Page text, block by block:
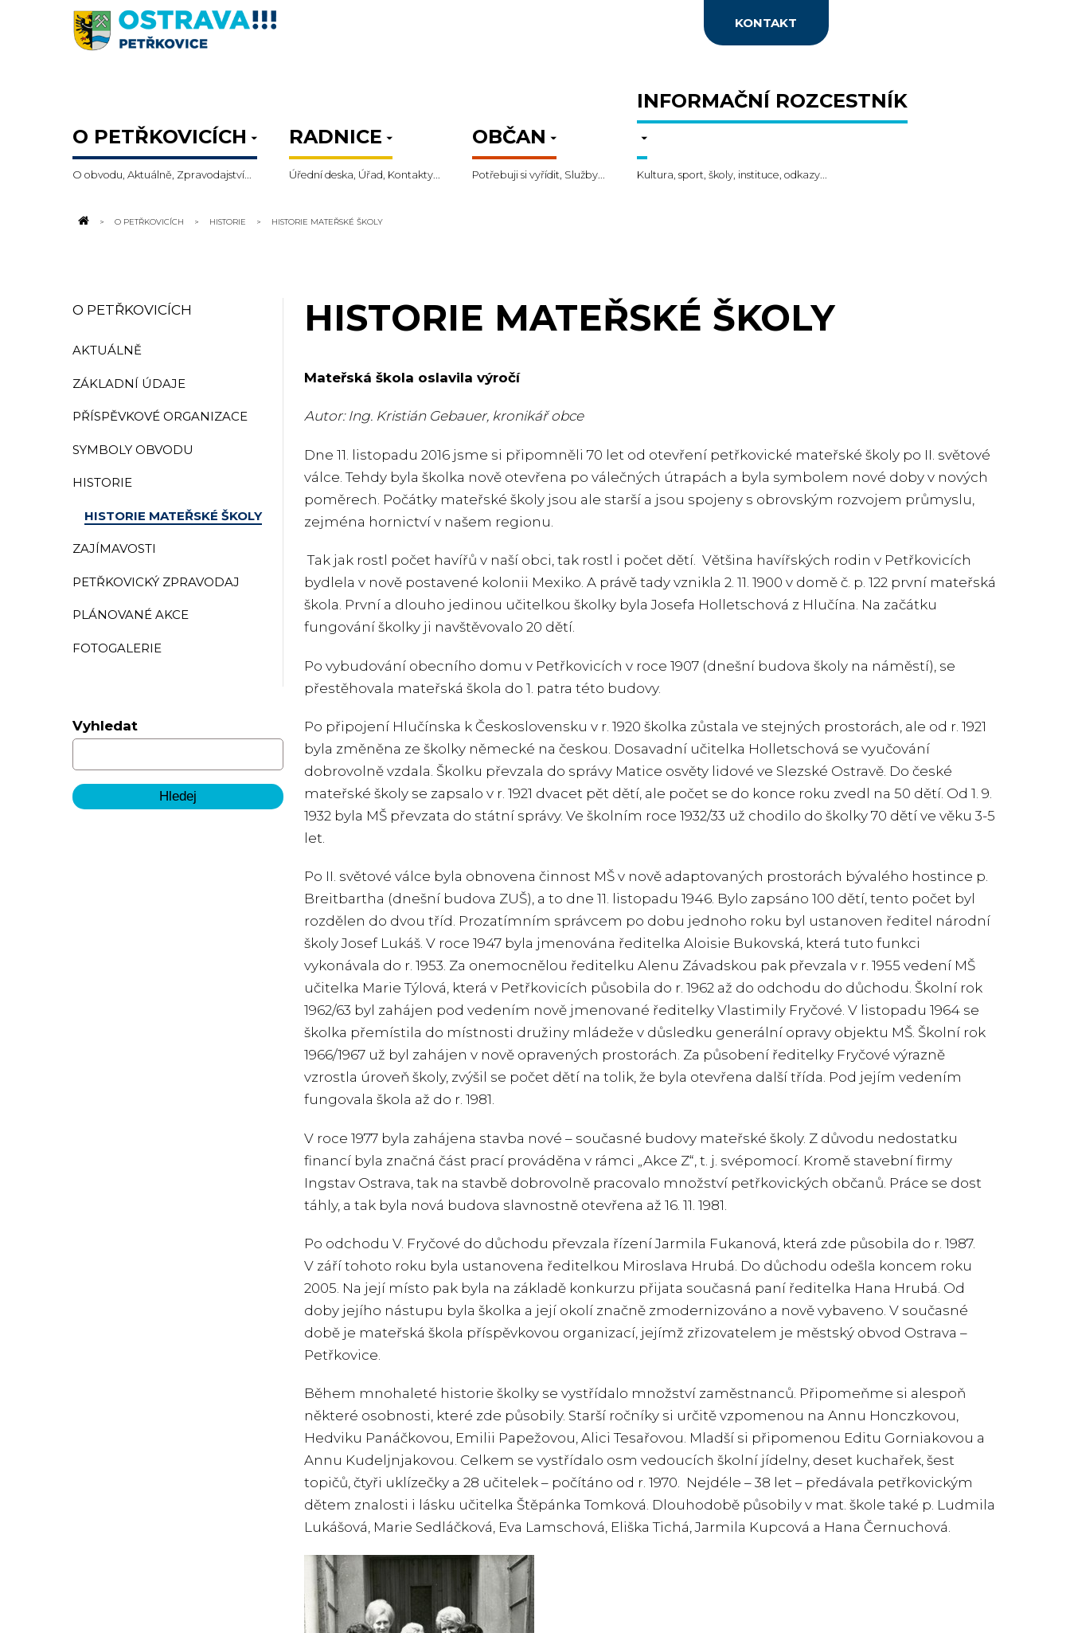
KONTAKT
O PETŘKOVICÍCH
O obvodu, Aktuálně, Zpravodajství...
RADNICE
Úřední deska, Úřad, Kontakty...
OBČAN
Potřebuji si vyřídit, Služby...
INFORMAČNÍ ROZCESTNÍK
Kultura, sport, školy, instituce, odkazy...
O PETŘKOVICÍCH HISTORIE HISTORIE MATEŘSKÉ ŠKOLY
O PETŘKOVICÍCH
AKTUÁLNĚ
ZÁKLADNÍ ÚDAJE
PŘÍSPĚVKOVÉ ORGANIZACE
SYMBOLY OBVODU
HISTORIE
HISTORIE MATEŘSKÉ ŠKOLY
ZAJÍMAVOSTI
PETŘKOVICKÝ ZPRAVODAJ
PLÁNOVANÉ AKCE
FOTOGALERIE
Vyhledat
HISTORIE MATEŘSKÉ ŠKOLY
Mateřská škola oslavila výročí
Autor: Ing. Kristián Gebauer, kronikář obce
Dne 11. listopadu 2016 jsme si připomněli 70 let od otevření petřkovické mateřské školy po II. světové
válce. Tehdy byla školka nově otevřena po válečných útrapách a byla symbolem nové doby v nových
poměrech. Počátky mateřské školy jsou ale starší a jsou spojeny s obrovským rozvojem průmyslu,
zejména hornictví v našem regionu.
Tak jak rostl počet havířů v naší obci, tak rostl i počet dětí. Většina havířských rodin v Petřkovicích
bydlela v nově postavené kolonii Mexiko. A právě tady vznikla 2. 11. 1900 v domě č. p. 122 první mateřská
škola. První a dlouho jedinou učitelkou školky byla Josefa Holletschová z Hlučína. Na začátku
fungování školky ji navštěvovalo 20 dětí.
Po vybudování obecního domu v Petřkovicích v roce 1907 (dnešní budova školy na náměstí), se
přestěhovala mateřská škola do 1. patra této budovy.
Po připojení Hlučínska k Československu v r. 1920 školka zůstala ve stejných prostorách, ale od r. 1921
byla změněna ze školky německé na českou. Dosavadní učitelka Holletschová se vyučování
dobrovolně vzdala. Školku převzala do správy Matice osvěty lidové ve Slezské Ostravě. Do české
mateřské školy se zapsalo v r. 1921 dvacet pět dětí, ale počet se do konce roku zvedl na 50 dětí. Od 1. 9.
1932 byla MŠ převzata do státní správy. Ve školním roce 1932/33 už chodilo do školky 70 dětí ve věku 3-5
let.
Po II. světové válce byla obnovena činnost MŠ v nově adaptovaných prostorách bývalého hostince p.
Breitbartha (dnešní budova ZUŠ), a to dne 11. listopadu 1946. Bylo zapsáno 100 dětí, tento počet byl
rozdělen do dvou tříd. Prozatímním správcem po dobu jednoho roku byl ustanoven ředitel národní
školy Josef Lukáš. V roce 1947 byla jmenována ředitelka Aloisie Bukovská, která tuto funkci
vykonávala do r. 1953. Za onemocnělou ředitelku Alenu Závadskou pak převzala v r. 1955 vedení MŠ
učitelka Marie Týlová, která v Petřkovicích působila do r. 1962 až do odchodu do důchodu. Školní rok
1962/63 byl zahájen pod vedením nově jmenované ředitelky Vlastimily Fryčové. V listopadu 1964 se
školka přemístila do místnosti družiny mládeže v důsledku generální opravy objektu MŠ. Školní rok
1966/1967 už byl zahájen v nově opravených prostorách. Za působení ředitelky Fryčové výrazně
vzrostla úroveň školy, zvýšil se počet dětí na tolik, že byla otevřena další třída. Pod jejím vedením
fungovala škola až do r. 1981.
V roce 1977 byla zahájena stavba nové – současné budovy mateřské školy. Z důvodu nedostatku
financí byla značná část prací prováděna v rámci „Akce Z“, t. j. svépomocí. Kromě stavební firmy
Ingstav Ostrava, tak na stavbě dobrovolně pracovalo množství petřkovických občanů. Práce se dost
táhly, a tak byla nová budova slavnostně otevřena až 16. 11. 1981.
Po odchodu V. Fryčové do důchodu převzala řízení Jarmila Fukanová, která zde působila do r. 1987.
V září tohoto roku byla ustanovena ředitelkou Miroslava Hrubá. Do důchodu odešla koncem roku
2005. Na její místo pak byla na základě konkurzu přijata současná paní ředitelka Hana Hrubá. Od
doby jejího nástupu byla školka a její okolí značně zmodernizováno a nově vybaveno. V současné
době je mateřská škola příspěvkovou organizací, jejímž zřizovatelem je městský obvod Ostrava –
Petřkovice.
Během mnohaleté historie školky se vystřídalo množství zaměstnanců. Připomeňme si alespoň
některé osobnosti, které zde působily. Starší ročníky si určitě vzpomenou na Annu Honczkovou,
Hedviku Panáčkovou, Emilii Papežovou, Alici Tesařovou. Mladší si připomenou Editu Gorniakovou a
Annu Kudeljnjakovou. Celkem se vystřídalo osm vedoucích školní jídelny, deset kuchařek, šest
topičů, čtyři uklízečky a 28 učitelek – počítáno od r. 1970. Nejdéle – 38 let – předávala petřkovickým
dětem znalosti i lásku učitelka Štěpánka Tomková. Dlouhodobě působily v mat. škole také p. Ludmila
Lukášová, Marie Sedláčková, Eva Lamschová, Eliška Tichá, Jarmila Kupcová a Hana Černuchová.